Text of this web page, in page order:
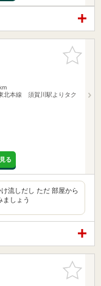
お気に入
りに追加
北本線 須賀川駅よりタク
る
流しだし ただ 部屋から
ましょう
お気に入
りに追加